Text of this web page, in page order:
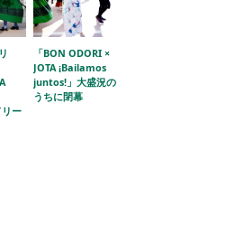
ー
「BON ODORI ×
JOTA ¡Bailamos
juntos!」大盛況の
うちに閉幕